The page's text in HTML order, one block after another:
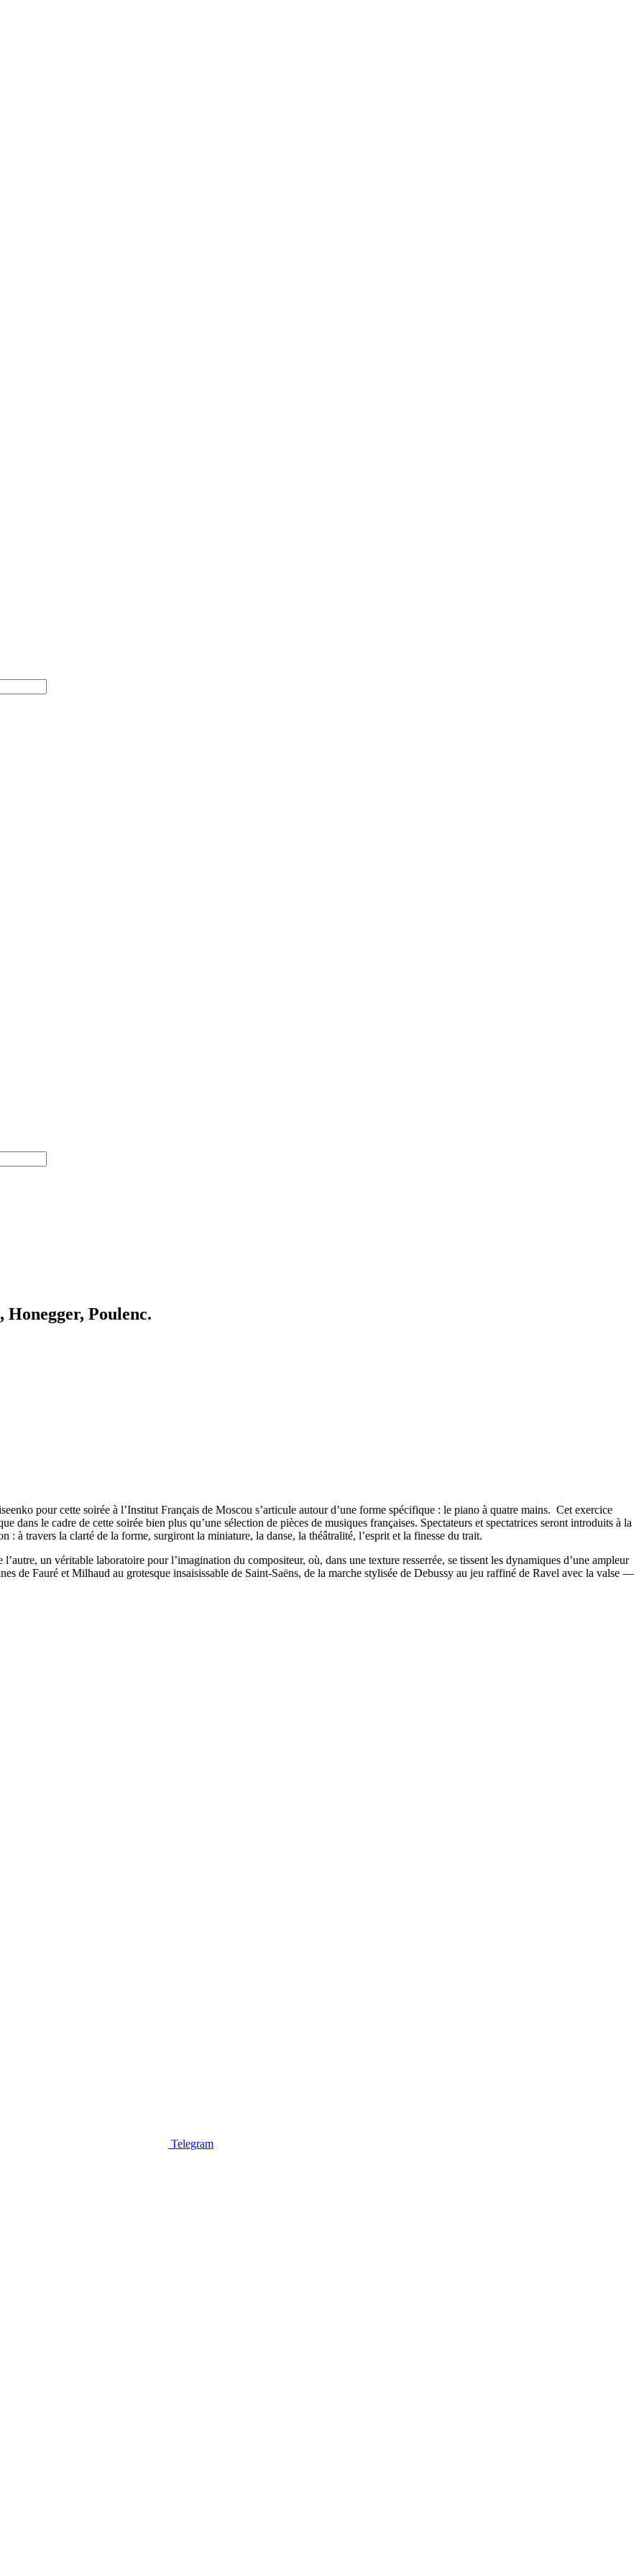
Poulenc.
pour cette soirée à l’Institut Français de Moscou s’articule autour d’une forme spécifique : le piano à quatre mains. Cet exercice
dans le cadre de cette soirée bien plus qu’une sélection de pièces de musiques françaises. Spectateurs et spectatrices seront introduits à la
: à travers la clarté de la forme, surgiront la miniature, la danse, la théâtralité, l’esprit et la finesse du trait.
un véritable laboratoire pour l’imagination du compositeur, où, dans une texture resserrée, se tissent les dynamiques d’une ampleur
de Fauré et Milhaud au grotesque insaisissable de Saint-Saëns, de la marche stylisée de Debussy au jeu raffiné de Ravel avec la valse —
Telegram